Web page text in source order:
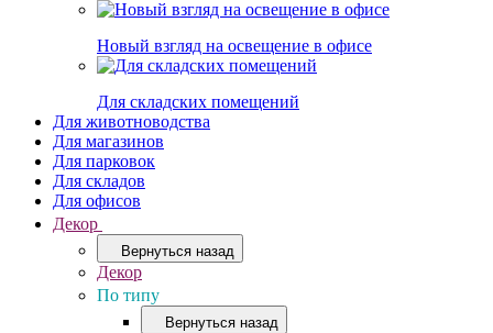
Новый взгляд на освещение в офисе
Для складских помещений
Для животноводства
Для магазинов
Для парковок
Для складов
Для офисов
Декор
Вернуться назад
Декор
По типу
Вернуться назад